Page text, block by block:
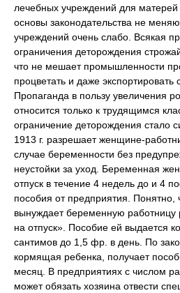
лечебных учреждений для
основы законодательства не
учреждений очень слабо. Всякая
ограничения деторождения
что не мешает промышленности
процветать и даже экспортировать
Пропаганда в пользу увеличения
относится только к трудящимся
ограничение деторождения стало
1913 г. разрешает женщине-
случае беременности без
неустойки за уход. Беременная
отпуск в течение 4 недель до и 4
пособия от предприятия. Понятно,
вынуждает беременную работницу
на отпуск». Пособие ей выдается
сантимов до 1,5 фр. в день. По
кормящая ребенка, получает
месяц. В предприятиях с числом
может обязать хозяина отвести